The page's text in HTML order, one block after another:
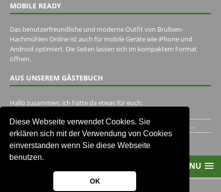
Diese Webseite verwendet Cookies. Sie
erklären sich mit der Verwendung von Cookies
einverstanden wenn Sie diese Webseite
benutzen.
OK
MOBILE READY
Das benutzerfreundliche und moderne Outfit von Brullsen-
Hachmühlen Online ist auch für mobile Geräte wie iPhone und
Android optimiert. Die Seiten lassen sich im kompaktem Format
öffnen.
AUS UNSEREM GÄSTEBUCH
Hallo zusammen, ich hätte da etwas für euch:
Ich habe ein Jahr im Gasthaus Hugo Pape verbracht..Habe ihn...
Unser Gästebuch besuchen
MENU